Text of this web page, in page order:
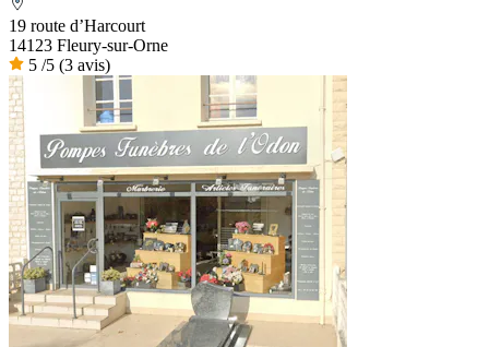
19 route d’Harcourt
14123 Fleury-sur-Orne
5 /5 (3 avis)